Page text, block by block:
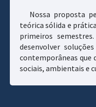
Nossa proposta
teórica sólida e
primeiros
desenvolver
contemporâneas que
sociais, ambientais e